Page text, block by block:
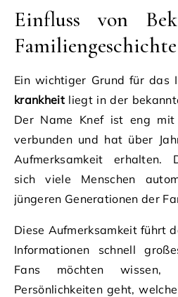
Einfluss von
Familiengeschichte
Ein wichtiger Grund für das
krankheitliegt in der
Der Name Knef ist eng
verbunden und hat über
Aufmerksamkeit erhalten.
sich viele Menschen
jüngeren Generationen der
Diese Aufmerksamkeit führt
Informationen schnell
Fans möchten
Persönlichkeiten geht,